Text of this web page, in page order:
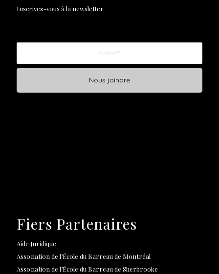
Inscrivez-vous à la newsletter
Fiers Partenaires
Aide Juridique
Association de l’École du Barreau de Montréal
Association de l’École du Barreau de Sherbrooke